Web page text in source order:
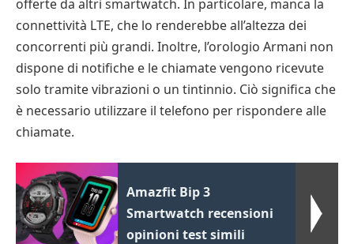
offerte da altri smartwatch. In particolare, manca la
connettività LTE, che lo renderebbe all’altezza dei
concorrenti più grandi. Inoltre, l’orologio Armani non
dispone di notifiche e le chiamate vengono ricevute
solo tramite vibrazioni o un tintinnio. Ciò significa che
è necessario utilizzare il telefono per rispondere alle
chiamate.
Amazfit Bip 3
Smartwatch recensioni
opinioni test simili